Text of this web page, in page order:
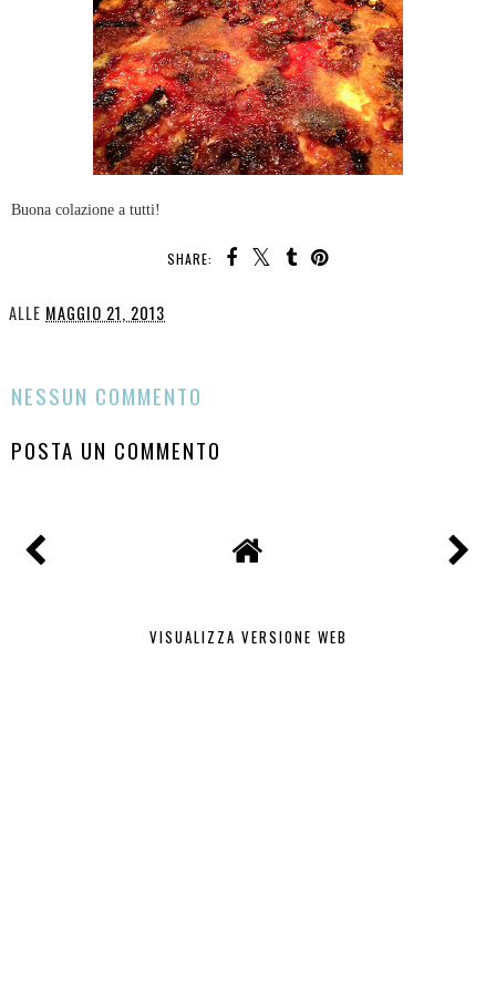
Buona colazione a tutti!
SHARE:
MARMELLATA
CONDIVIDI